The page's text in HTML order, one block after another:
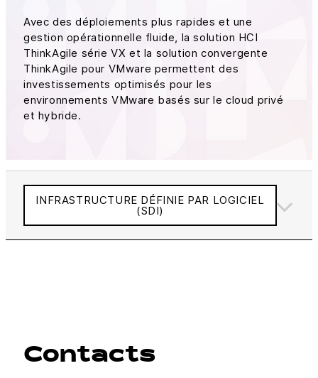
Avec des déploiements plus rapides et une
gestion opérationnelle fluide, la solution HCI
ThinkAgile série VX et la solution convergente
ThinkAgile pour VMware permettent des
investissements optimisés pour les
environnements VMware basés sur le cloud privé
et hybride.
INFRASTRUCTURE DÉFINIE PAR LOGICIEL
(SDI)
Contacts